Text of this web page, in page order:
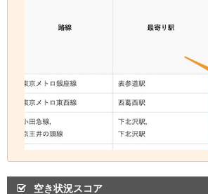
空き状況スコア